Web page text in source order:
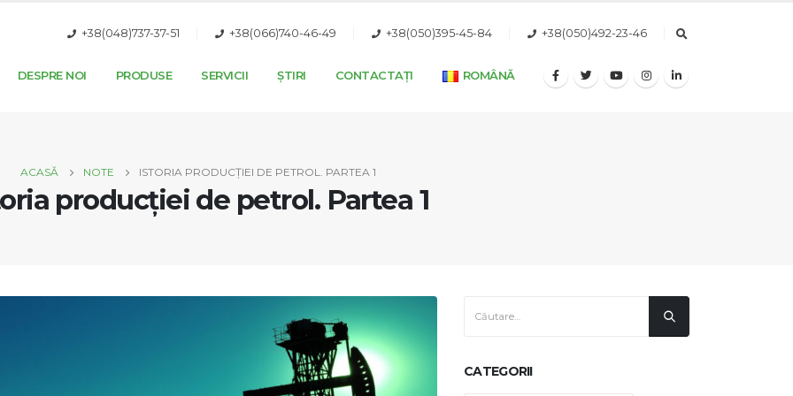
+38(048)737-37-51 +38(066)740-46-49 +38(050)395-45-84 +38(050)492-23-46
DESPRE NOI PRODUSE SERVICII ȘTIRI CONTACTAȚI ROMÂNĂ
ACASĂ NOTE ISTORIA PRODUCȚIEI DE PETROL. PARTEA 1
producției de petrol. Partea 1
CATEGORII